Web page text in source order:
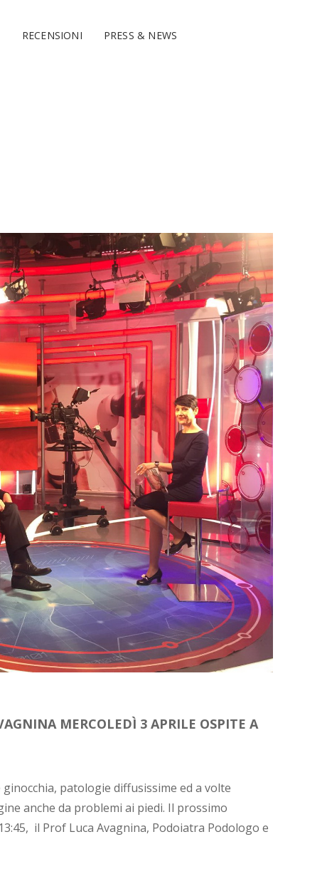
RECENSIONI PRESS & NEWS
MERCOLEDÌ 3 APRILE OSPITE A
patologie diffusissime ed a volte
anche da problemi ai piedi. Il prossimo
il Prof Luca Avagnina, Podoiatra Podologo e